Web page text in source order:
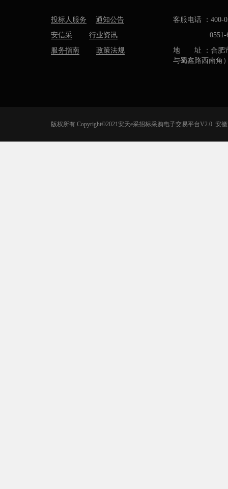
投标人服务
通知公告
安信采
行业资讯
服务指南
政策法规
客服电话 ：400-
0551-
地 址 ：合肥市
与蜀鑫路西南角
版权所有 Copyright©2021安天e采招标采购电子交易平台V2.0 安